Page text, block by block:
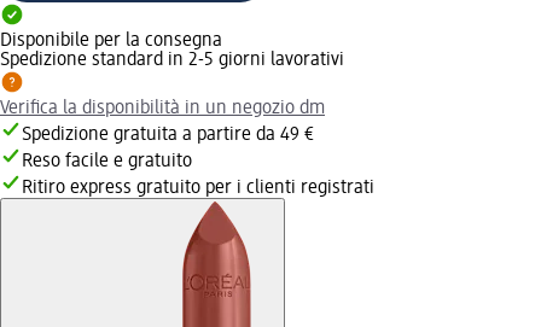
Disponibile per la consegna
Spedizione standard in 2-5 giorni lavorativi
Verifica la disponibilità in un negozio dm
Spedizione gratuita a partire da 49 €
Reso facile e gratuito
Ritiro express gratuito per i clienti registrati